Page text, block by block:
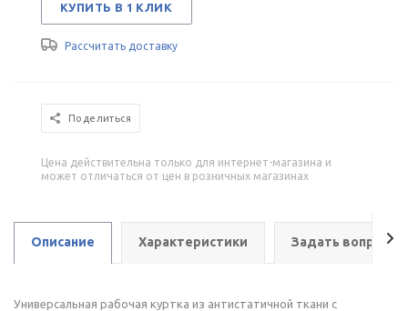
КУПИТЬ В 1 КЛИК
Рассчитать доставку
Поделиться
Цена действительна только для интернет-магазина и
может отличаться от цен в розничных магазинах
Описание Характеристики Задать вопрос
Универсальная рабочая куртка из антистатичной ткани с